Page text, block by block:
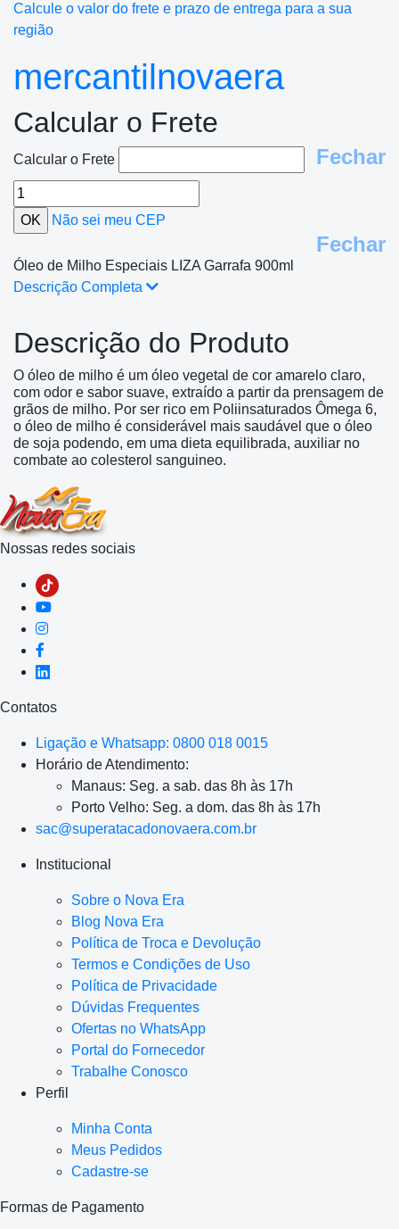
Calcule o valor do frete e prazo de entrega para a sua
região
mercantilnovaera
Calcular o Frete
Fechar
Calcular o Frete
Não sei meu CEP
Fechar
Óleo de Milho Especiais LIZA Garrafa 900ml
Descrição Completa
Descrição do Produto
O óleo de milho é um óleo vegetal de cor amarelo claro,
com odor e sabor suave, extraído a partir da prensagem de
grãos de milho. Por ser rico em Poliinsaturados Ômega 6,
o óleo de milho é considerável mais saudável que o óleo
de soja podendo, em uma dieta equilibrada, auxiliar no
combate ao colesterol sanguineo.
Nossas redes sociais
Contatos
Ligação e Whatsapp: 0800 018 0015
Horário de Atendimento:
Manaus: Seg. a sab. das 8h às 17h
Porto Velho: Seg. a dom. das 8h às 17h
sac@superatacadonovaera.com.br
Institucional
Sobre o Nova Era
Blog Nova Era
Política de Troca e Devolução
Termos e Condições de Uso
Política de Privacidade
Dúvidas Frequentes
Ofertas no WhatsApp
Portal do Fornecedor
Trabalhe Conosco
Perfil
Minha Conta
Meus Pedidos
Cadastre-se
Formas de Pagamento